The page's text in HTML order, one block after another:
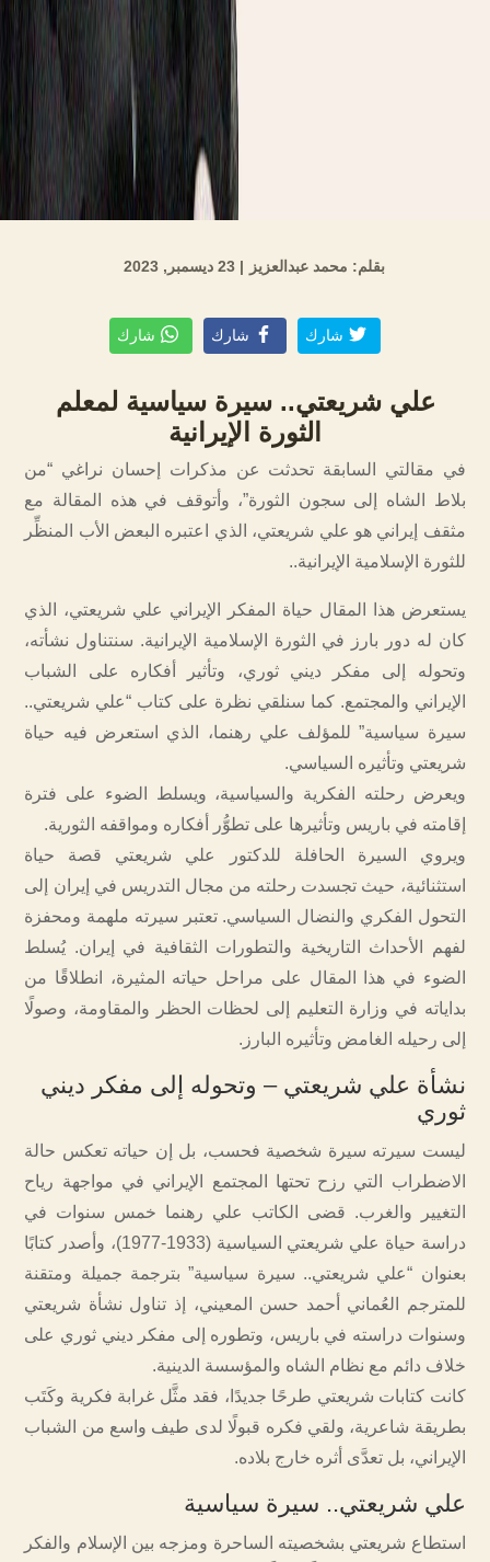
بقلم: محمد عبدالعزيز | 23 ديسمبر, 2023
شارك شارك شارك
علي شريعتي.. سيرة سياسية لمعلم
الثورة الإيرانية
في مقالتي السابقة تحدثت عن مذكرات إحسان نراغي “من
بلاط الشاه إلى سجون الثورة”، وأتوقف في هذه المقالة مع
مثقف إيراني هو علي شريعتي، الذي اعتبره البعض الأب المنظِّر
للثورة الإسلامية الإيرانية..
يستعرض هذا المقال حياة المفكر الإيراني علي شريعتي، الذي
كان له دور بارز في الثورة الإسلامية الإيرانية. سنتناول نشأته،
وتحوله إلى مفكر ديني ثوري، وتأثير أفكاره على الشباب
الإيراني والمجتمع. كما سنلقي نظرة على كتاب “علي شريعتي..
سيرة سياسية” للمؤلف علي رهنما، الذي استعرض فيه حياة
شريعتي وتأثيره السياسي.
ويعرض رحلته الفكرية والسياسية، ويسلط الضوء على فترة
إقامته في باريس وتأثيرها على تطوُّر أفكاره ومواقفه الثورية.
ويروي السيرة الحافلة للدكتور علي شريعتي قصة حياة
استثنائية، حيث تجسدت رحلته من مجال التدريس في إيران إلى
التحول الفكري والنضال السياسي. تعتبر سيرته ملهمة ومحفزة
لفهم الأحداث التاريخية والتطورات الثقافية في إيران. يُسلط
الضوء في هذا المقال على مراحل حياته المثيرة، انطلاقًا من
بداياته في وزارة التعليم إلى لحظات الحظر والمقاومة، وصولًا
إلى رحيله الغامض وتأثيره البارز.
نشأة علي شريعتي – وتحوله إلى مفكر ديني
ثوري
ليست سيرته سيرة شخصية فحسب، بل إن حياته تعكس حالة
الاضطراب التي رزح تحتها المجتمع الإيراني في مواجهة رياح
التغيير والغرب. قضى الكاتب علي رهنما خمس سنوات في
دراسة حياة علي شريعتي السياسية (1933-1977)، وأصدر كتابًا
بعنوان “علي شريعتي.. سيرة سياسية” بترجمة جميلة ومتقنة
للمترجم العُماني أحمد حسن المعيني، إذ تناول نشأة شريعتي
وسنوات دراسته في باريس، وتطوره إلى مفكر ديني ثوري على
خلاف دائم مع نظام الشاه والمؤسسة الدينية.
كانت كتابات شريعتي طرحًا جديدًا، فقد مثَّل غرابة فكرية وكَتَب
بطريقة شاعرية، ولقي فكره قبولًا لدى طيف واسع من الشباب
الإيراني، بل تعدَّى أثره خارج بلاده.
علي شريعتي.. سيرة سياسية
استطاع شريعتي بشخصيته الساحرة ومزجه بين الإسلام والفكر